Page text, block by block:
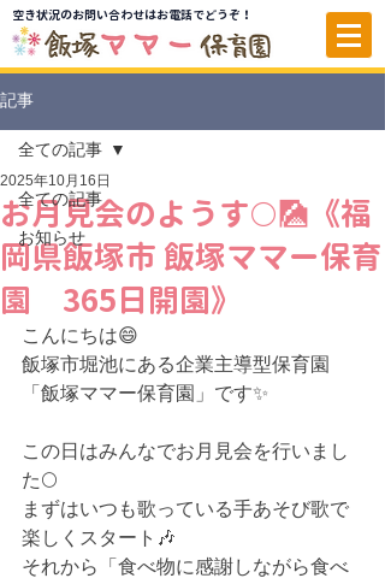
空き状況のお問い合わせはお電話でどうぞ！
記事
全ての記事
お知らせ
全ての記事
お月見会のようす🌕🎑《福
岡県飯塚市 飯塚ママー保育
園 365日開園》
2025年10月16日
こんにちは😄
飯塚市堀池にある企業主導型保育園
「 飯塚ママー保育園」です✨
この日はみんなでお月見会を行いまし
た🌕
まずはいつも歌っている手あそび歌で
楽しくスタート🎶
それから「食べ物に感謝しながら食べ